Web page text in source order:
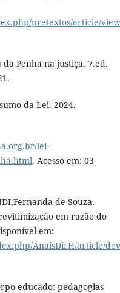
pretextos/article/
Penha na justiça. 7.ed.
da Lei. 2024.
lei-
. Acesso em: 03
de Souza.
em razão do
em:
AnaisDirH/article/
educado: pedagogias